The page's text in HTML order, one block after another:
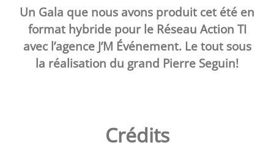
Un Gala que nous avons produit cet été en
format hybride pour le Réseau Action TI
avec l’agence J’M Événement. Le tout sous
la réalisation du grand Pierre Seguin!
Crédits